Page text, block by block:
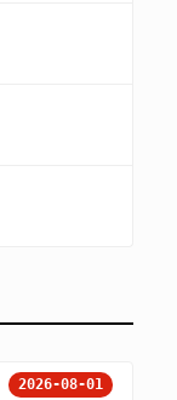
2026-08-01